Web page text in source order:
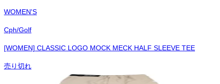
WOMEN'S
Cph/Golf
[WOMEN] CLASSIC LOGO MOCK MECK HALF SLEEVE TEE
売り切れ